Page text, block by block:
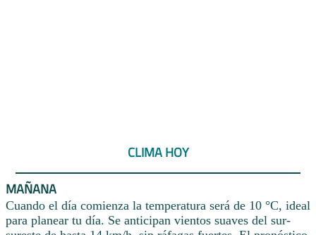
CLIMA HOY
MAÑANA
Cuando el día comienza la temperatura será de 10 °C, ideal
para planear tu día. Se anticipan vientos suaves del sur-